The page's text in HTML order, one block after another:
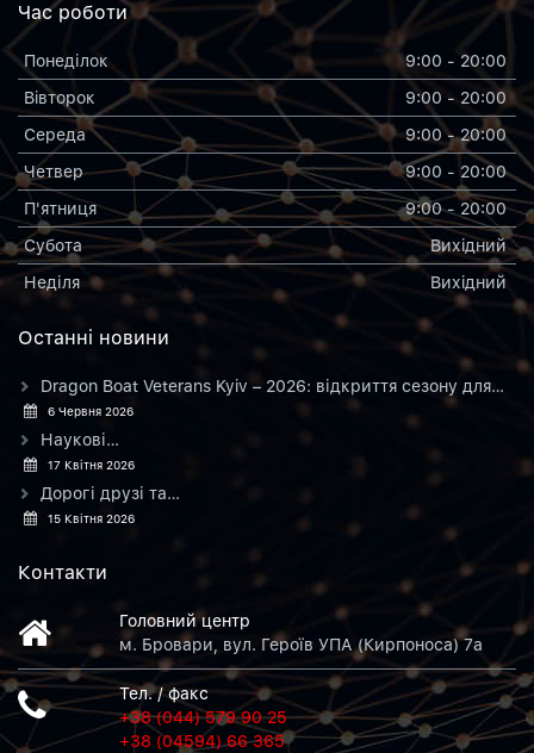
Час роботи
Понеділок
9:00 - 20:00
Вiвторок
9:00 - 20:00
Середа
9:00 - 20:00
Четвер
9:00 - 20:00
П'ятниця
9:00 - 20:00
Субота
Вихiдний
Неділя
Вихiдний
Останнi новини
Dragon Boat Veterans Kyiv – 2026: відкриття сезону для…
6 Червня 2026
Наукові…
17 Квітня 2026
Дорогі друзі та…
15 Квітня 2026
Контакти
Головний центр
м. Бровари, вул. Героїв УПА (Кирпоноса) 7а
Тел. / факс
+38 (044) 579 90 25
+38 (04594) 66 365